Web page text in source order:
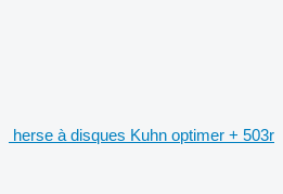
herse à disques Kuhn optimer + 503r